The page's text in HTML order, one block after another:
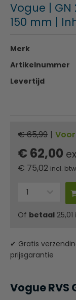
Vogue | GN
150 mm |
Merk
Artikelnummer
Levertijd
€ 65,99 |
€ 62,00
€ 75,02 incl. btw
Of betaal 25,01
✔ Gratis
prijsgarantie
Vogue RVS